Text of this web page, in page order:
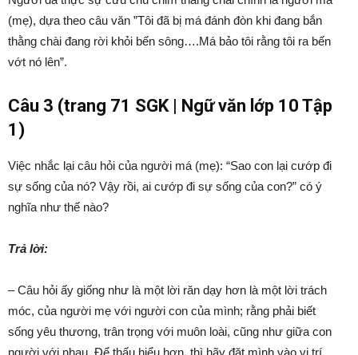
(mẹ), dựa theo câu văn ”Tôi đã bị má đánh đòn khi đang bắn
thằng chài đang rời khỏi bến sông….Má bảo tôi rằng tôi ra bến
vớt nó lên”.
Câu 3 (trang 71 SGK | Ngữ văn lớp 10 Tập
1)
Việc nhắc lại câu hỏi của người má (mẹ): “Sao con lại cướp đi
sự sống của nó? Vậy rồi, ai cướp đi sự sống của con?” có ý
nghĩa như thế nào?
Trả lời:
– Câu hỏi ấy giống như là một lời răn dạy hơn là một lời trách
móc, của người mẹ với người con của mình; rằng phải biết
sống yêu thương, trân trọng với muôn loài, cũng như giữa con